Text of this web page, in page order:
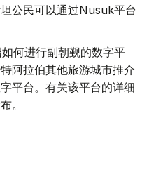
公民可以通过Nusuk平台
何进行副朝觐的数字平
阿拉伯其他旅游城市推介
平台。有关该平台的详细
。